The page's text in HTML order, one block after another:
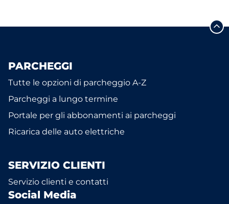
PARCHEGGI
Tutte le opzioni di parcheggio A-Z
Parcheggi a lungo termine
Portale per gli abbonamenti ai parcheggi
Ricarica delle auto elettriche
SERVIZIO CLIENTI
Servizio clienti e contatti
Social Media